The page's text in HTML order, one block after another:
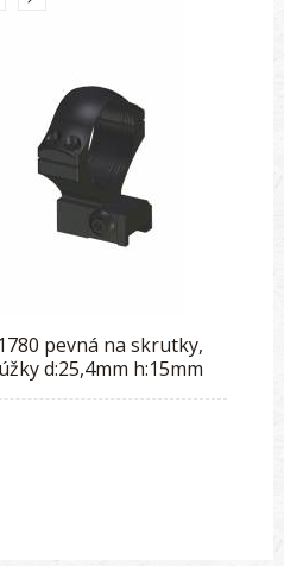
pevná na skrutky,
d:25,4mm h:15mm